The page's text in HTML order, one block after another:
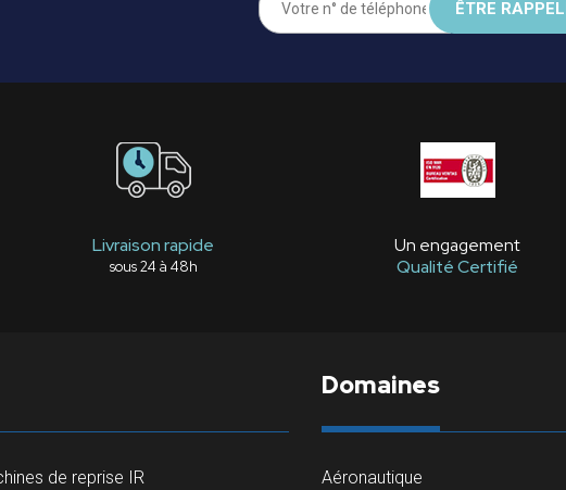
Livraison rapide
sous 24 à 48h
Un engagement
Qualité Certifié
de reprise IR
Domaines
Aéronautique